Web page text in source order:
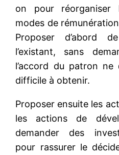
on pour réorganiser
modes de
Proposer d’abord
l’existant, sans
l’accord du patron
difficile à obtenir.
Proposer ensuite les
les actions de
demander des
pour rassurer le